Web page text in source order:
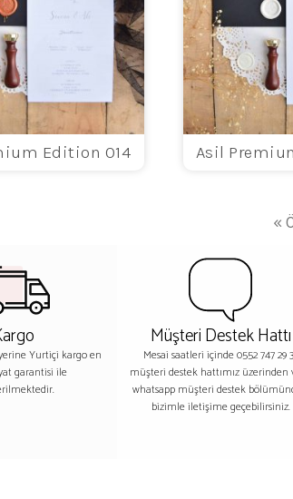
Edition 014 Asil
«
Yurtiçi kargo en
garantisi ile
Müşteri Destek Hattı
Mesai saatleri içinde 0552 747 29
müşteri destek hattımız üzerinden
whatsapp müşteri destek
bizimle iletişime geçebilirsiniz.